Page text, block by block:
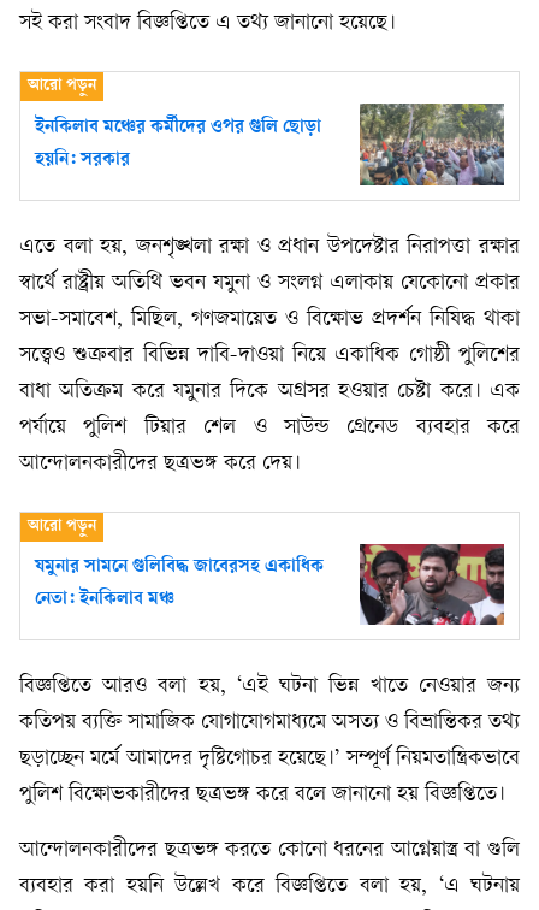
সই করা সংবাদ বিজ্ঞপ্তিতে এ তথ্য জানানো হয়েছে।
ইনকিলাব মঞ্চের কর্মীদের ওপর গুলি ছোড়া
হয়নি: সরকার
এতে বলা হয়, জনশৃঙ্খলা রক্ষা ও প্রধান উপদেষ্টার নিরাপত্তা রক্ষার
স্বার্থে রাষ্ট্রীয় অতিথি ভবন যমুনা ও সংলগ্ন এলাকায় যেকোনো প্রকার
সভা-সমাবেশ, মিছিল, গণজমায়েত ও বিক্ষোভ প্রদর্শন নিষিদ্ধ থাকা
সত্ত্বেও শুক্রবার বিভিন্ন দাবি-দাওয়া নিয়ে একাধিক গোষ্ঠী পুলিশের
বাধা অতিক্রম করে যমুনার দিকে অগ্রসর হওয়ার চেষ্টা করে। এক
পর্যায়ে পুলিশ টিয়ার শেল ও সাউন্ড গ্রেনেড ব্যবহার করে
আন্দোলনকারীদের ছত্রভঙ্গ করে দেয়।
যমুনার সামনে গুলিবিদ্ধ জাবেরসহ একাধিক
নেতা: ইনকিলাব মঞ্চ
বিজ্ঞপ্তিতে আরও বলা হয়, ‘এই ঘটনা ভিন্ন খাতে নেওয়ার জন্য
কতিপয় ব্যক্তি সামাজিক যোগাযোগমাধ্যমে অসত্য ও বিভ্রান্তিকর তথ্য
ছড়াচ্ছেন মর্মে আমাদের দৃষ্টিগোচর হয়েছে।’ সম্পূর্ণ নিয়মতান্ত্রিকভাবে
পুলিশ বিক্ষোভকারীদের ছত্রভঙ্গ করে বলে জানানো হয় বিজ্ঞপ্তিতে।
আন্দোলনকারীদের ছত্রভঙ্গ করতে কোনো ধরনের আগ্নেয়াস্ত্র বা গুলি
ব্যবহার করা হয়নি উল্লেখ করে বিজ্ঞপ্তিতে বলা হয়, ‘এ ঘটনায়